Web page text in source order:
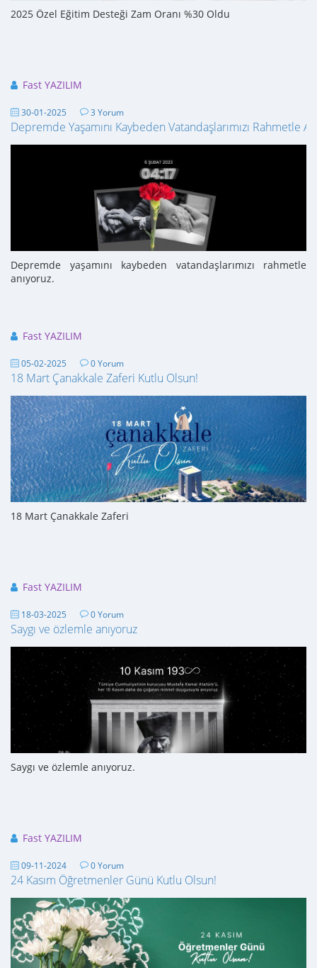
2025 Özel Eğitim Desteği Zam Oranı %30 Oldu
Fast YAZILIM
30-01-2025 3 Yorum
Depremde Yaşamını Kaybeden Vatandaşlarımızı Rahmetle
Depremde yaşamını kaybeden vatandaşlarımızı rahmetle
anıyoruz.
Fast YAZILIM
05-02-2025 0 Yorum
18 Mart Çanakkale Zaferi Kutlu Olsun!
18 Mart Çanakkale Zaferi
Fast YAZILIM
18-03-2025 0 Yorum
Saygı ve özlemle anıyoruz
Saygı ve özlemle anıyoruz.
Fast YAZILIM
09-11-2024 0 Yorum
24 Kasım Öğretmenler Günü Kutlu Olsun!